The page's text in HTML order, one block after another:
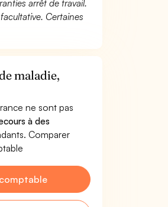
arrêt de travail.
Certaines
maladie,
ne sont pas
à des
Comparer